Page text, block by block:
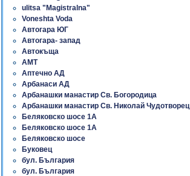
ulitsa "Magistralna"
Voneshta Voda
Автогара ЮГ
Автогара- запад
Автокъща
АМТ
Аптечно АД
Арбанаси АД
Арбанашки манастир Св. Богородица
Арбанашки манастир Св. Николай Чудотворец
Беляковско шосе 1A
Беляковско шосе 1A
Беляковско шосе
Буковец
бул. България
бул. България